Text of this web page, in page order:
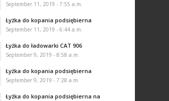
September 11, 2019 - 7:55 a.m.
Łyżka do kopania podsiębierna
September 11, 2019 - 6:44 a.m.
Łyżka do ładowarki CAT 906
September 9, 2019 - 8:58 a.m.
Łyżka do kopania podsiębierna
September 9, 2019 - 7:28 a.m.
Łyżka do kopania podsiębierna na